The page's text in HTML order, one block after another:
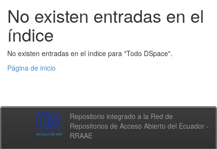
No existen entradas en el
índice
No existen entradas en el índice para "Todo DSpace".
Página de inicio
Repositorio integrado a la Red de
Repositorios de Acceso Abierto del Ecuador -
RRAAE